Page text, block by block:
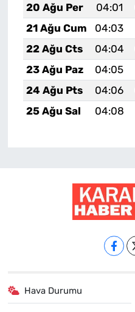
20 Ağu Per
04:01
21 Ağu Cum
04:03
22 Ağu Cts
04:04
23 Ağu Paz
04:05
24 Ağu Pts
04:06
25 Ağu Sal
04:08
Hava Durumu